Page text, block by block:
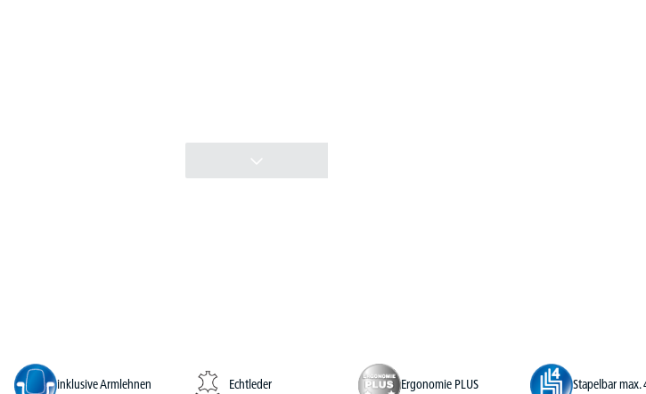
inklusive Armlehnen
Echtleder Ergonomie PLUS Stapelbar max.